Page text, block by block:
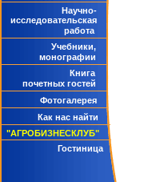
Научно-
исследовательская
работа
Учебники,
монографии
Книга
почетных гостей
Фотогалерея
Как нас найти
"АГРОБИЗНЕСКЛУБ"
Гостиница